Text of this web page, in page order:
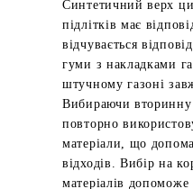
Синтетичний верх
підлітків має
відчувається
гуми з накладками
штучному газоні
Вибираючи
повторно
матеріали, що
відходів. Вибір на
матеріалів